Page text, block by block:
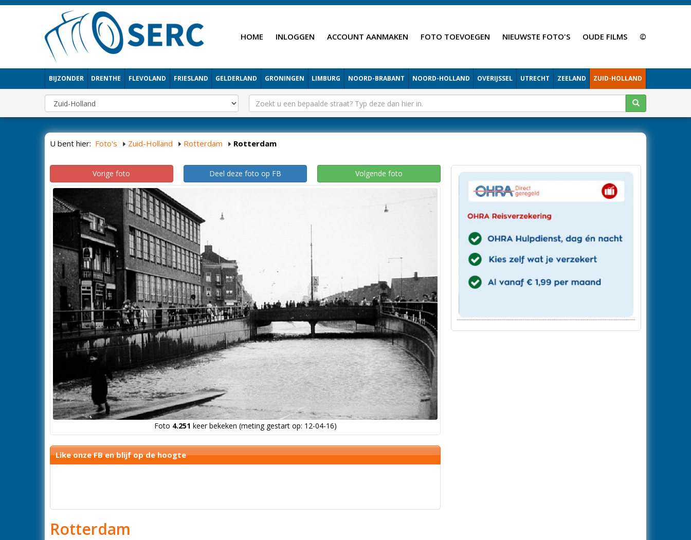
HOME INLOGGEN ACCOUNT AANMAKEN FOTO TOEVOEGEN NIEUWSTE FOTO'S OUDE FILMS ©
BIJZONDER DRENTHE FLEVOLAND FRIESLAND GELDERLAND GRONINGEN LIMBURG NOORD-BRABANT NOORD-HOLLAND OVERIJSSEL UTRECHT ZEELAND ZUID-HOLLAND
U bent hier: Foto's Zuid-Holland Rotterdam Rotterdam
Vorige foto Deel deze foto op FB Volgende foto
Foto 4.251 keer bekeken (meting gestart op: 12-04-16)
Like onze FB en blijf op de hoogte
Rotterdam